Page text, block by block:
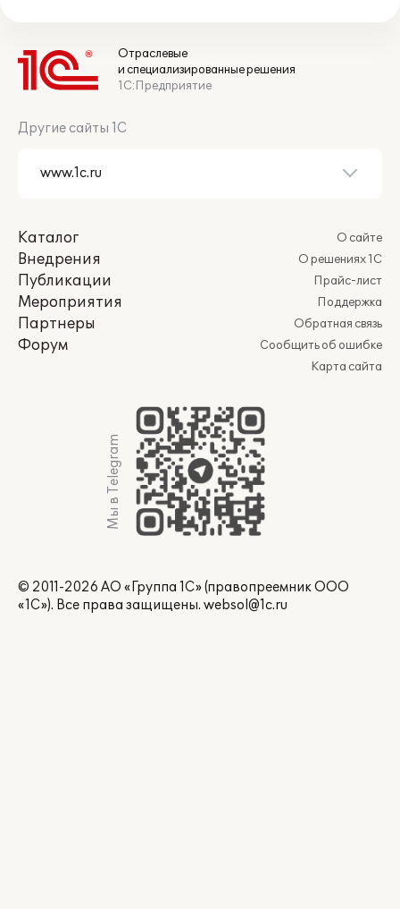
Отраслевые
и специализированные решения
1С:Предприятие
Другие сайты 1С
Каталог
Внедрения
Публикации
Мероприятия
Партнеры
Форум
О сайте
О решениях 1С
Прайс-лист
Поддержка
Обратная связь
Сообщить об ошибке
Карта сайта
Мы в Telegram
© 2011-2026 АО «Группа 1С» (правопреемник ООО
«1С»). Все права защищены. websol@1c.ru